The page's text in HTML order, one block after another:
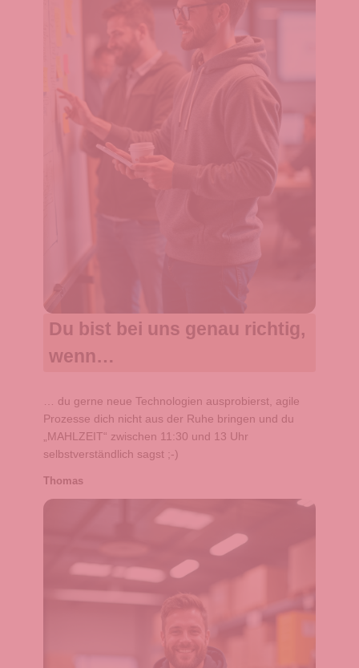
Du bist bei uns genau richtig,
wenn…
… du gerne neue Technologien ausprobierst, agile
Prozesse dich nicht aus der Ruhe bringen und du
„MAHLZEIT“ zwischen 11:30 und 13 Uhr
selbstverständlich sagst ;-)
Thomas